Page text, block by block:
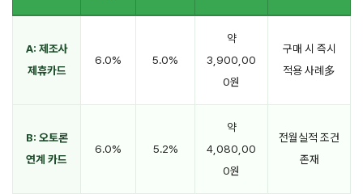
A: 제조사
제휴카드
6.0% 5.0%
약
3,900,00
0원
구매 시 즉시
적용 사례多
B: 오토론
연계 카드
6.0% 5.2%
약
4,080,00
0원
전월실적 조건
존재